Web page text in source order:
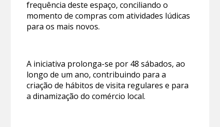
frequência deste espaço, conciliando o
momento de compras com atividades lúdicas
para os mais novos.
A iniciativa prolonga-se por 48 sábados, ao
longo de um ano, contribuindo para a
criação de hábitos de visita regulares e para
a dinamização do comércio local.